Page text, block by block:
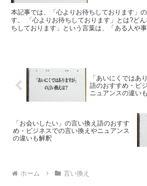
本記事では、「心よりお待ちしております」
す。 「心よりお待ちしております」とは?ど
ちしております」という言葉は、「ある人や
「あいにくではあ
語のおすすめ・ビ
ニュアンスの違い
「お会いしたい」の言い換え語のおすす
め・ビジネスでの言い換えやニュアンス
の違いも解釈
ホーム 言い換え